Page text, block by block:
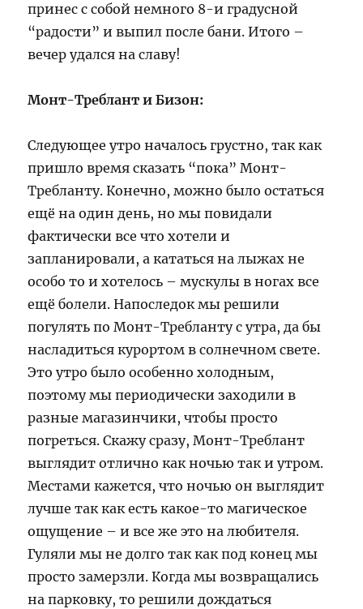
принес с собой немного 8-и градусной
“радости” и выпил после бани. Итого –
вечер удался на славу!
Монт-Треблант и Бизон:
Следующее утро началось грустно, так как
пришло время сказать “пока” Монт-
Требланту. Конечно, можно было остаться
ещё на один день, но мы повидали
фактически все что хотели и
запланировали, а кататься на лыжах не
особо то и хотелось – мускулы в ногах все
ещё болели. Напоследок мы решили
погулять по Монт-Требланту с утра, да бы
насладиться курортом в солнечном свете.
Это утро было особенно холодным,
поэтому мы периодически заходили в
разные магазинчики, чтобы просто
погреться. Скажу сразу, Монт-Треблант
выглядит отлично как ночью так и утром.
Местами кажется, что ночью он выглядит
лучше так как есть какое-то магическое
ощущение – и все же это на любителя.
Гуляли мы не долго так как под конец мы
просто замерзли. Когда мы возвращались
на парковку, то решили дождаться